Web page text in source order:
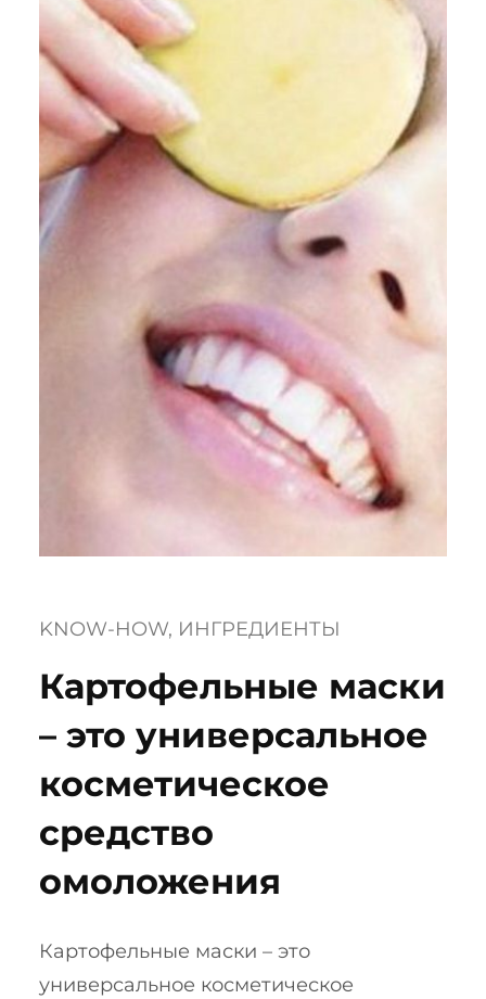
KNOW-HOW, ИНГРЕДИЕНТЫ
Картофельные маски
– это универсальное
косметическое
средство
омоложения
Картофельные маски – это
универсальное косметическое